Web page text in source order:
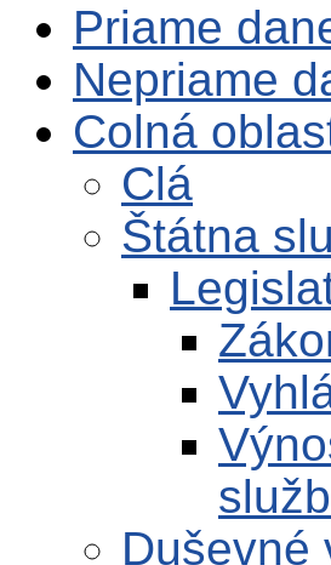
Priame
Nepriame
Colná
Clá
Štátna
Duševné